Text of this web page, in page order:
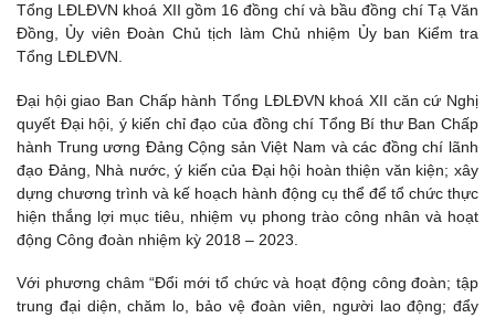
Tổng LĐLĐVN khoá XII gồm 16 đồng chí và bầu đồng chí Tạ Văn
Đồng, Ủy viên Đoàn Chủ tịch làm Chủ nhiệm Ủy ban Kiểm tra
Tổng LĐLĐVN.
Đại hội giao Ban Chấp hành Tổng LĐLĐVN khoá XII căn cứ Nghị
quyết Đại hội, ý kiến chỉ đạo của đồng chí Tổng Bí thư Ban Chấp
hành Trung ương Đảng Cộng sản Việt Nam và các đồng chí lãnh
đạo Đảng, Nhà nước, ý kiến của Đại hội hoàn thiện văn kiện; xây
dựng chương trình và kế hoạch hành động cụ thể để tổ chức thực
hiện thắng lợi mục tiêu, nhiệm vụ phong trào công nhân và hoạt
động Công đoàn nhiệm kỳ 2018 – 2023.
Với phương châm “Đổi mới tổ chức và hoạt động công đoàn; tập
trung đại diện, chăm lo, bảo vệ đoàn viên, người lao động; đẩy